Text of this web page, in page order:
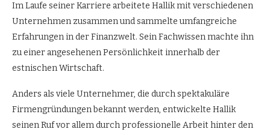
Im Laufe seiner Karriere arbeitete Hallik mit verschiedenen
Unternehmen zusammen und sammelte umfangreiche
Erfahrungen in der Finanzwelt. Sein Fachwissen machte ihn
zu einer angesehenen Persönlichkeit innerhalb der
estnischen Wirtschaft.
Anders als viele Unternehmer, die durch spektakuläre
Firmengründungen bekannt werden, entwickelte Hallik
seinen Ruf vor allem durch professionelle Arbeit hinter den